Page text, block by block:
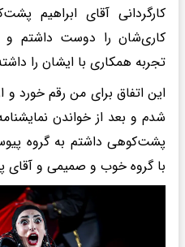
کارگردانی آقای ابراهیم
کاری‌شان را دوست داشتم و
تجربه همکاری با ایشان را
این اتفاق برای من رقم خورد
شدم و بعد از خواندن
پشت‌کوهی داشتم به گروه
با گروه خوب و صمیمی و